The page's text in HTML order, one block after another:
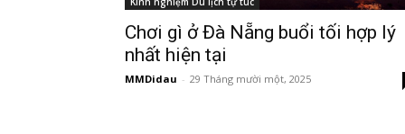
Chơi gì ở Đà Nẵng buổi tối hợp lý
nhất hiện tại
MMDidau - 29 Tháng mười một, 2025